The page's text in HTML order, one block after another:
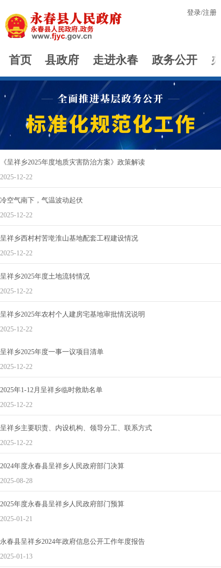
登录/注册
首页 县政府 走进永春 政务公开
2025-12-22
《呈祥乡2025年度地质灾害防治方案》政策解读
2025-12-22
冷空气南下，气温波动起伏
2025-12-22
呈祥乡西村村苦墘淮山基地配套工程建设情况
2025-12-22
呈祥乡2025年度土地流转情况
2025-12-22
呈祥乡2025年农村个人建房宅基地审批情况说明
2025-12-22
呈祥乡2025年度一事一议项目清单
2025-12-22
2025年1-12月呈祥乡临时救助名单
2025-12-22
呈祥乡主要职责、内设机构、领导分工、联系方式
2025-08-28
2024年度永春县呈祥乡人民政府部门决算
2025-01-21
2025年度永春县呈祥乡人民政府部门预算
2025-01-13
永春县呈祥乡2024年政府信息公开工作年度报告